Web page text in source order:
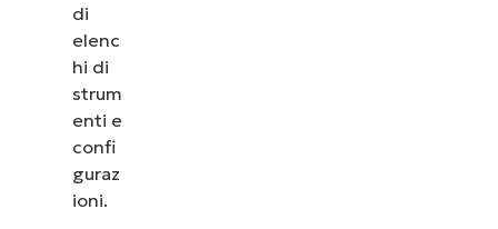
di
elenc
hi di
strum
enti e
confi
guraz
ioni.
Dai un’occhiata alle nostre demo on-demand
NinjaOne semplifica attività IT come la